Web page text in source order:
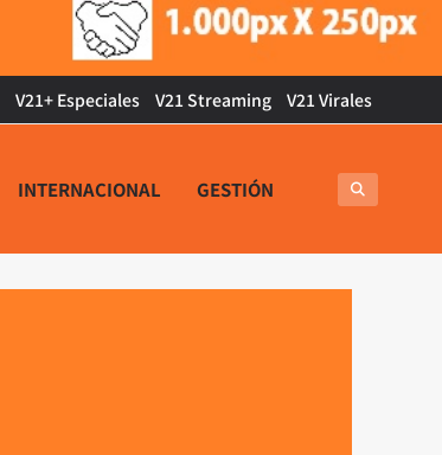
V21+ Especiales V21 Streaming V21 Virales
INTERNACIONAL GESTIÓN